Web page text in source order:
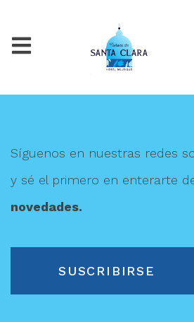
Síguenos en nuestras redes
y sé el primero en enterarte
novedades.
SUSCRIBIRSE